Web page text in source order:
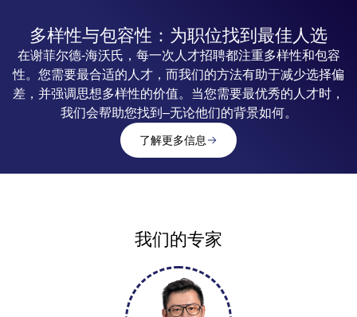
多样性与包容性：为职位找到最佳人选
在谢菲尔德-海沃氏，每一次人才招聘都注重多样性和包容
性。您需要最合适的人才，而我们的方法有助于减少选择偏
差，并强调思想多样性的价值。当您需要最优秀的人才时，
我们会帮助您找到–无论他们的背景如何。
了解更多信息
我们的专家